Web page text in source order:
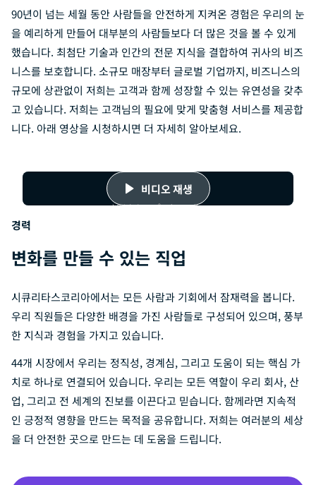
90년이 넘는 세월 동안 사람들을 안전하게 지켜온 경험은 우리의 눈
을 예리하게 만들어 대부분의 사람들보다 더 많은 것을 볼 수 있게
했습니다. 최첨단 기술과 인간의 전문 지식을 결합하여 귀사의 비즈
니스를 보호합니다. 소규모 매장부터 글로벌 기업까지, 비즈니스의
규모에 상관없이 저희는 고객과 함께 성장할 수 있는 유연성을 갖추
고 있습니다. 저희는 고객님의 필요에 맞게 맞춤형 서비스를 제공합
니다. 아래 영상을 시청하시면 더 자세히 알아보세요.
Bs7oAE0F-
gs
비디오 재생
경력
변화를 만들 수 있는 직업
시큐리타스코리아에서는 모든 사람과 기회에서 잠재력을 봅니다.
우리 직원들은 다양한 배경을 가진 사람들로 구성되어 있으며, 풍부
한 지식과 경험을 가지고 있습니다.
44개 시장에서 우리는 정직성, 경계심, 그리고 도움이 되는 핵심 가
치로 하나로 연결되어 있습니다. 우리는 모든 역할이 우리 회사, 산
업, 그리고 전 세계의 진보를 이끈다고 믿습니다. 함께라면 지속적
인 긍정적 영향을 만드는 목적을 공유합니다. 저희는 여러분의 세상
을 더 안전한 곳으로 만드는 데 도움을 드립니다.